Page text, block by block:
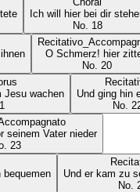
Ich will hier bei dir
No. 18
O Schmerz! hier
No. 20
Jesu wachen
Und ging hin
No.
seinem Vater nieder
23
bequemen
Und er kam zu
No.